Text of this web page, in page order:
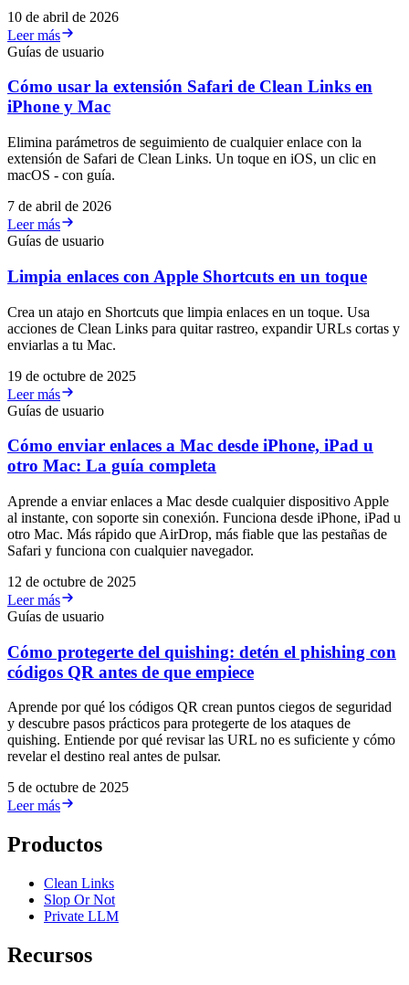
10 de abril de 2026
Leer más
Guías de usuario
Cómo usar la extensión Safari de Clean Links en
iPhone y Mac
Elimina parámetros de seguimiento de cualquier enlace con la
extensión de Safari de Clean Links. Un toque en iOS, un clic en
macOS - con guía.
7 de abril de 2026
Leer más
Guías de usuario
Limpia enlaces con Apple Shortcuts en un toque
Crea un atajo en Shortcuts que limpia enlaces en un toque. Usa
acciones de Clean Links para quitar rastreo, expandir URLs cortas y
enviarlas a tu Mac.
19 de octubre de 2025
Leer más
Guías de usuario
Cómo enviar enlaces a Mac desde iPhone, iPad u
otro Mac: La guía completa
Aprende a enviar enlaces a Mac desde cualquier dispositivo Apple
al instante, con soporte sin conexión. Funciona desde iPhone, iPad u
otro Mac. Más rápido que AirDrop, más fiable que las pestañas de
Safari y funciona con cualquier navegador.
12 de octubre de 2025
Leer más
Guías de usuario
Cómo protegerte del quishing: detén el phishing con
códigos QR antes de que empiece
Aprende por qué los códigos QR crean puntos ciegos de seguridad
y descubre pasos prácticos para protegerte de los ataques de
quishing. Entiende por qué revisar las URL no es suficiente y cómo
revelar el destino real antes de pulsar.
5 de octubre de 2025
Leer más
Productos
Clean Links
Slop Or Not
Private LLM
Recursos